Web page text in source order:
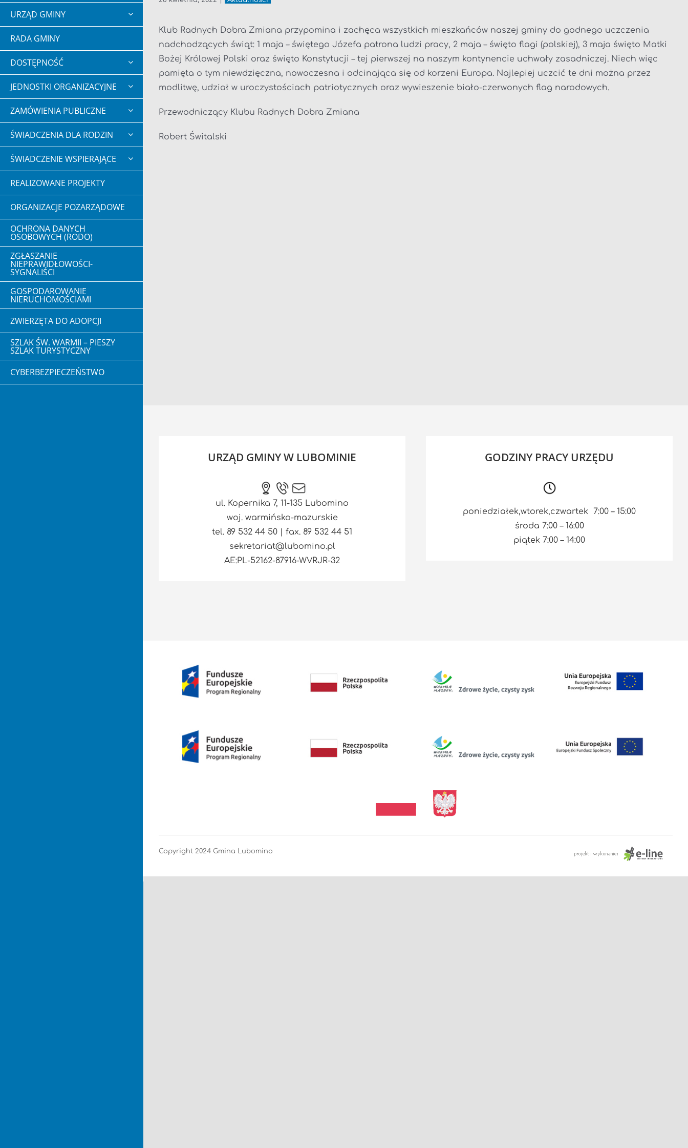
URZĄD GMINY
RADA GMINY
DOSTĘPNOŚĆ
JEDNOSTKI ORGANIZACYJNE
ZAMÓWIENIA PUBLICZNE
ŚWIADCZENIA DLA RODZIN
ŚWIADCZENIE WSPIERAJĄCE
REALIZOWANE PROJEKTY
ORGANIZACJE POZARZĄDOWE
OCHRONA DANYCH
OSOBOWYCH (RODO)
ZGŁASZANIE
NIEPRAWIDŁOWOŚCI-
SYGNALIŚCI
GOSPODAROWANIE
NIERUCHOMOŚCIAMI
ZWIERZĘTA DO ADOPCJI
SZLAK ŚW. WARMII – PIESZY
SZLAK TURYSTYCZNY
CYBERBEZPIECZEŃSTWO
Klub Radnych Dobra Zmiana przypomina i zachęca wszystkich mieszkańców naszej gminy do godnego uczczenia
nadchodzących świąt: 1 maja – świętego Józefa patrona ludzi pracy, 2 maja – święto flagi (polskiej), 3 maja święto Matki
Bożej Królowej Polski oraz święto Konstytucji – tej pierwszej na naszym kontynencie uchwały zasadniczej. Niech więc
pamięta o tym niewdzięczna, nowoczesna i odcinająca się od korzeni Europa. Najlepiej uczcić te dni można przez
modlitwę, udział w uroczystościach patriotycznych oraz wywieszenie biało-czerwonych flag narodowych.
Przewodniczący Klubu Radnych Dobra Zmiana
Robert Świtalski
URZĄD GMINY W LUBOMINIE
ul. Kopernika 7, 11-135 Lubomino
woj. warmińsko-mazurskie
tel. 89 532 44 50 | fax. 89 532 44 51
sekretariat@lubomino.pl
AE:PL-52162-87916-WVRJR-32
GODZINY PRACY URZĘDU
poniedziałek,wtorek,czwartek 7:00 – 15:00
środa 7:00 – 16:00
piątek 7:00 – 14:00
Copyright 2024 Gmina Lubomino